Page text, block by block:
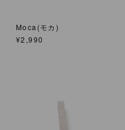
Moca(モカ)
¥2,990